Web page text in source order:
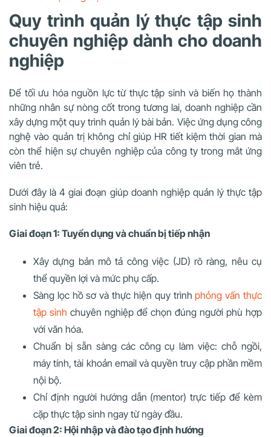
Quy trình quản lý thực tập sinh
chuyên nghiệp dành cho doanh
nghiệp
Để tối ưu hóa nguồn lực từ thực tập sinh và biến họ thành
những nhân sự nòng cốt trong tương lai, doanh nghiệp cần
xây dựng một quy trình quản lý bài bản. Việc ứng dụng công
nghệ vào quản trị không chỉ giúp HR tiết kiệm thời gian mà
còn thể hiện sự chuyên nghiệp của công ty trong mắt ứng
viên trẻ.
Dưới đây là 4 giai đoạn giúp doanh nghiệp quản lý thực tập
sinh hiệu quả:
Giai đoạn 1: Tuyển dụng và chuẩn bị tiếp nhận
Xây dựng bản mô tả công việc (JD) rõ ràng, nêu cụ
thể quyền lợi và mức phụ cấp.
Sàng lọc hồ sơ và thực hiện quy trình phỏng vấn thực
tập sinh chuyên nghiệp để chọn đúng người phù hợp
với văn hóa.
Chuẩn bị sẵn sàng các công cụ làm việc: chỗ ngồi,
máy tính, tài khoản email và quyền truy cập phần mềm
nội bộ.
Chỉ định người hướng dẫn (mentor) trực tiếp để kèm
cặp thực tập sinh ngay từ ngày đầu.
Giai đoạn 2: Hội nhập và đào tạo định hướng